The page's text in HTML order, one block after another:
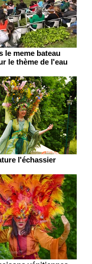
le meme bateau
le thème de l'eau
l'échassier